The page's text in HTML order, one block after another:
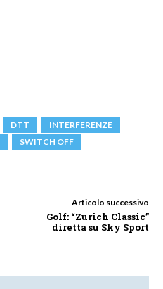
DTT
INTERFERENZE
SWITCH OFF
Articolo successivo
Golf: “Zurich Classic”
diretta su Sky Sport